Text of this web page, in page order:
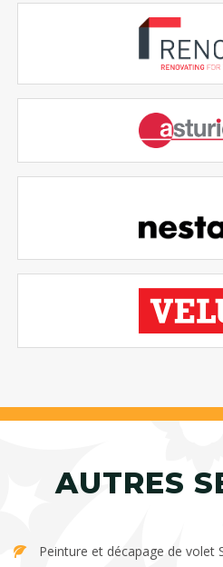
AUTRES
Peinture et décapage de volet